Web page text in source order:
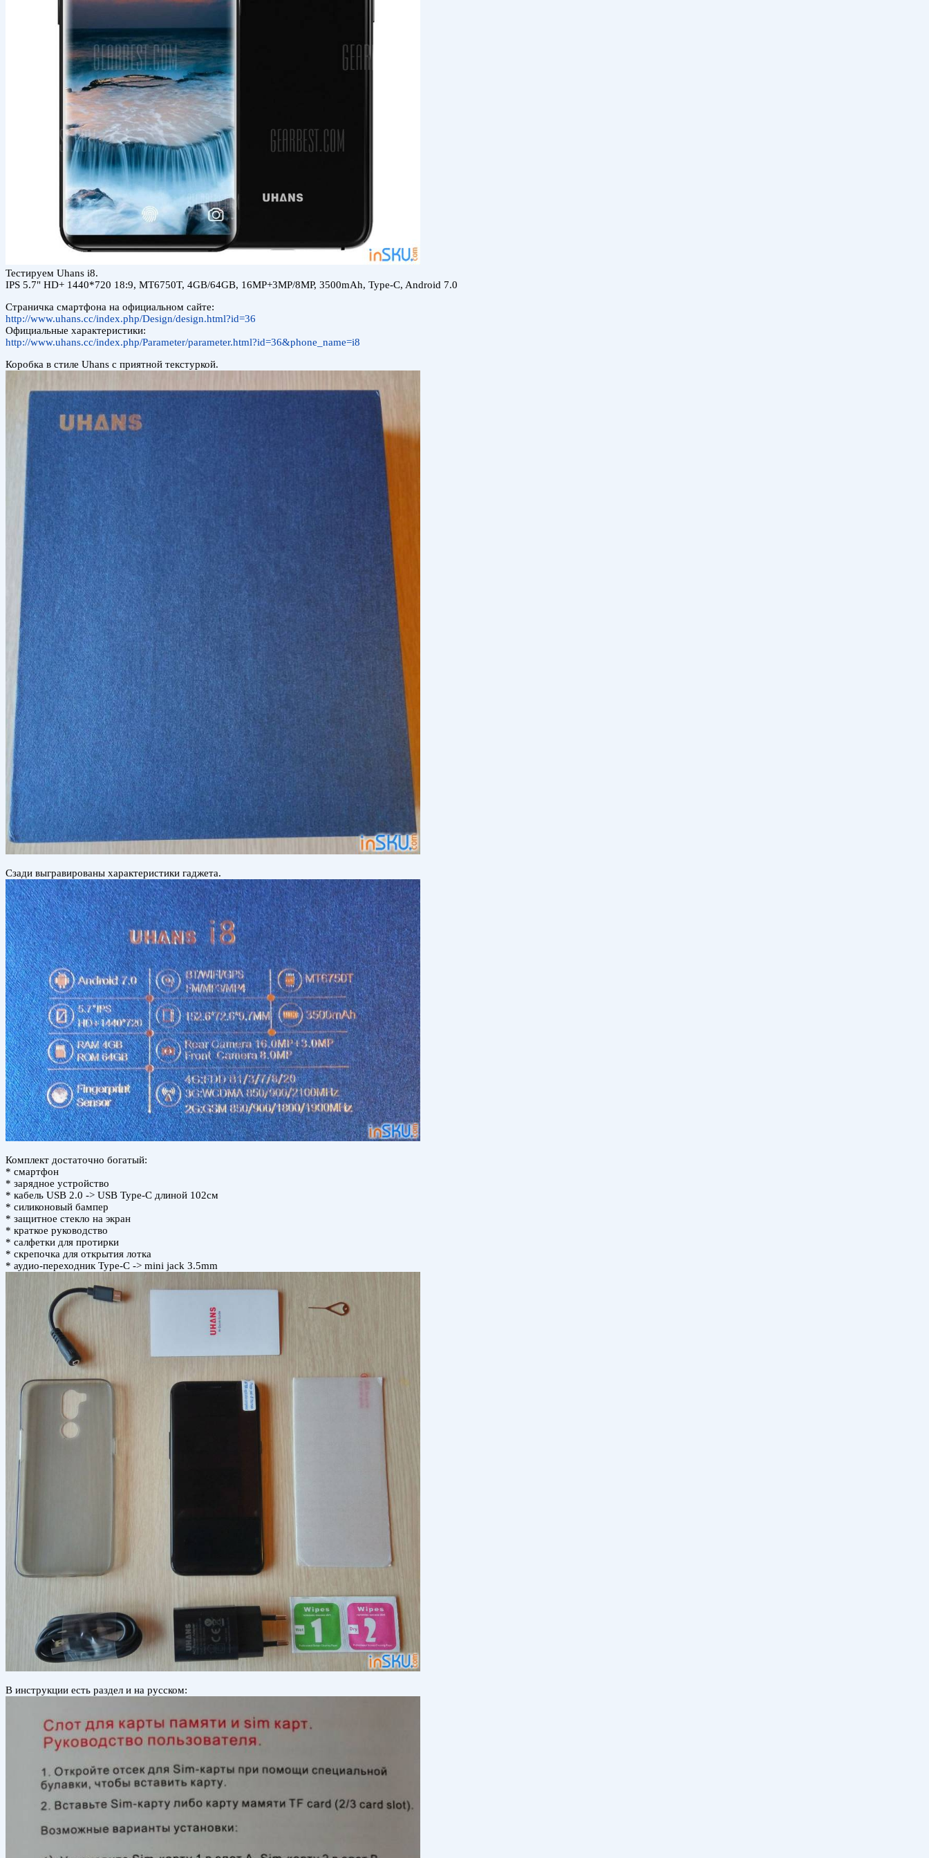
Тестируем Uhans i8.
IPS 5.7" HD+ 1440*720 18:9, MT6750T, 4GB/64GB, 16MP+3MP/8MP, 3500mAh, Type-C, Android 7.0
Страничка смартфона на официальном сайте:
http://www.uhans.cc/index.php/Design/design.html?id=36
Официальные характеристики:
http://www.uhans.cc/index.php/Parameter/parameter.html?id=36&phone_name=i8
Коробка в стиле Uhans с приятной текстуркой.
Сзади выгравированы характеристики гаджета.
Комплект достаточно богатый:
* смартфон
* зарядное устройство
* кабель USB 2.0 -> USB Type-C длиной 102см
* силиконовый бампер
* защитное стекло на экран
* краткое руководство
* салфетки для протирки
* скрепочка для открытия лотка
* аудио-переходник Type-C -> mini jack 3.5mm
В инструкции есть раздел и на русском: